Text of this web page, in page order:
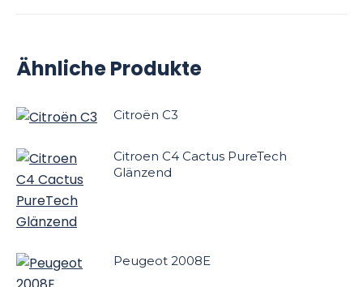
Ähnliche Produkte
Citroën C3
Citroen C4 Cactus PureTech
Glänzend
Peugeot 2008E